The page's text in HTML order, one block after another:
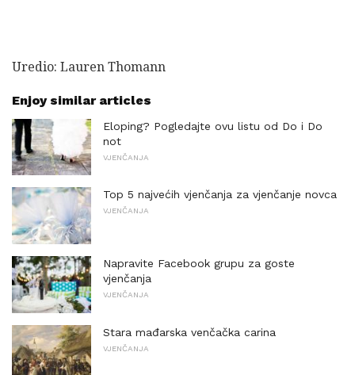
Uredio: Lauren Thomann
Enjoy similar articles
Eloping? Pogledajte ovu listu od Do i Do
not
VJENČANJA
Top 5 najvećih vjenčanja za vjenčanje novca
VJENČANJA
Napravite Facebook grupu za goste
vjenčanja
VJENČANJA
Stara mađarska venčačka carina
VJENČANJA